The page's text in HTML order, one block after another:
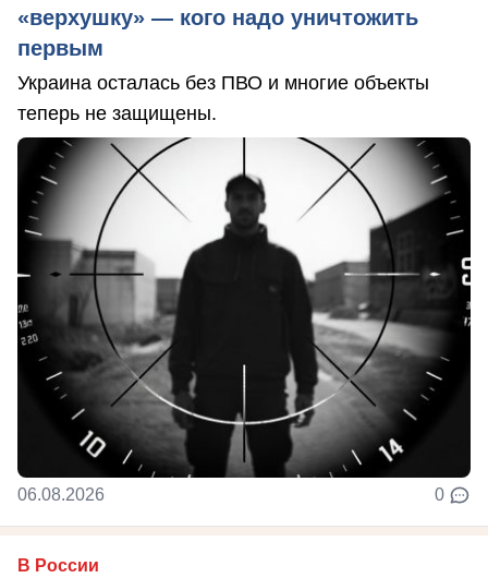
«верхушку» — кого надо уничтожить
первым
Украина осталась без ПВО и многие объекты
теперь не защищены.
06.08.2026 0
В России